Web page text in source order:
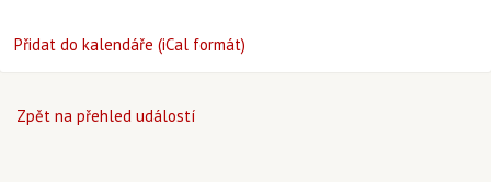
Přidat do kalendáře (iCal formát)
Zpět na přehled událostí